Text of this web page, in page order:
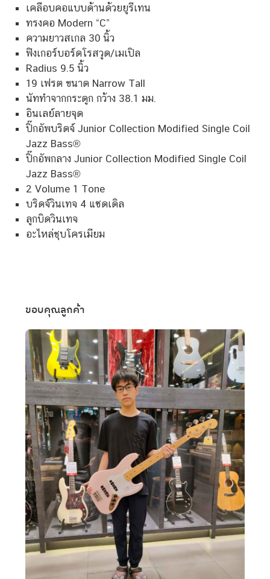
เคลือบคอแบบด้านด้วยยูรีเทน
ทรงคอ Modern “C”
ความยาวสเกล 30 นิ้ว
ฟิงเกอร์บอร์ดโรสวูด/เมเปิล
Radius 9.5 นิ้ว
19 เฟรต ขนาด Narrow Tall
นัททำจากกระดูก กว้าง 38.1 มม.
อินเลย์ลายจุด
ปิ๊กอัพบริดจ์ Junior Collection Modified Single Coil
Jazz Bass®
ปิ๊กอัพกลาง Junior Collection Modified Single Coil
Jazz Bass®
2 Volume 1 Tone
บริดจ์วินเทจ 4 แซดเดิล
ลูกบิดวินเทจ
อะไหล่ชุบโครเมียม
ขอบคุณลูกค้า